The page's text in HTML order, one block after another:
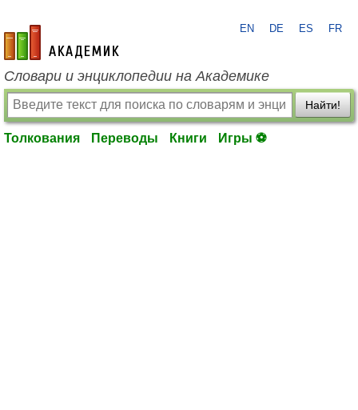
academic.ru
EN DE ES FR
Словари и энциклопедии на Академике
Найти!
Толкования Переводы Книги Игры ⚽